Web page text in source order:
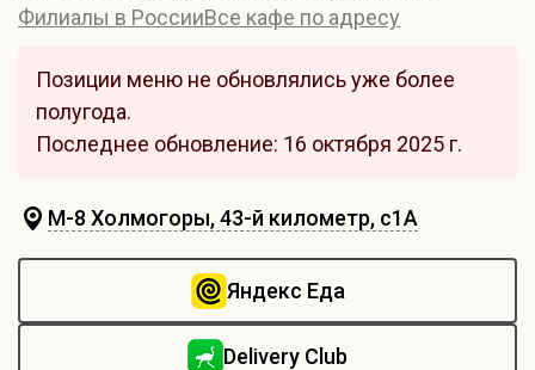
Филиалы в РоссииВсе кафе по адресу
Позиции меню не обновлялись уже более
полугода.
Последнее обновление: 16 октября 2025 г.
М-8 Холмогоры, 43-й километр, с1А
Яндекс Еда
Delivery Club